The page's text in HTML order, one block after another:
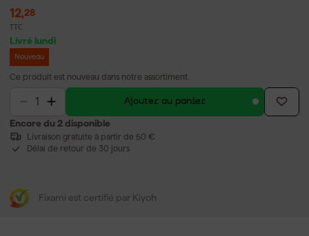
12,28
TTC
Livré lundi
Nouveau
Ce produit est nouveau dans notre assortiment.
Ajouter au panier
Encore du 2 disponible
Livraison gratuite à partir de 50 €
Délai de retour de 30 jours
Fixami est certifié par Kiyoh